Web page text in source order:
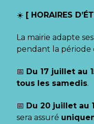
☀️ [ HORAIRES
La mairie adapte
pendant la période
📅 Du 17 juillet au
tous les samedis.
📅 Du 20 juillet au
sera assuré